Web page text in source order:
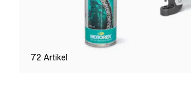
72 Artikel